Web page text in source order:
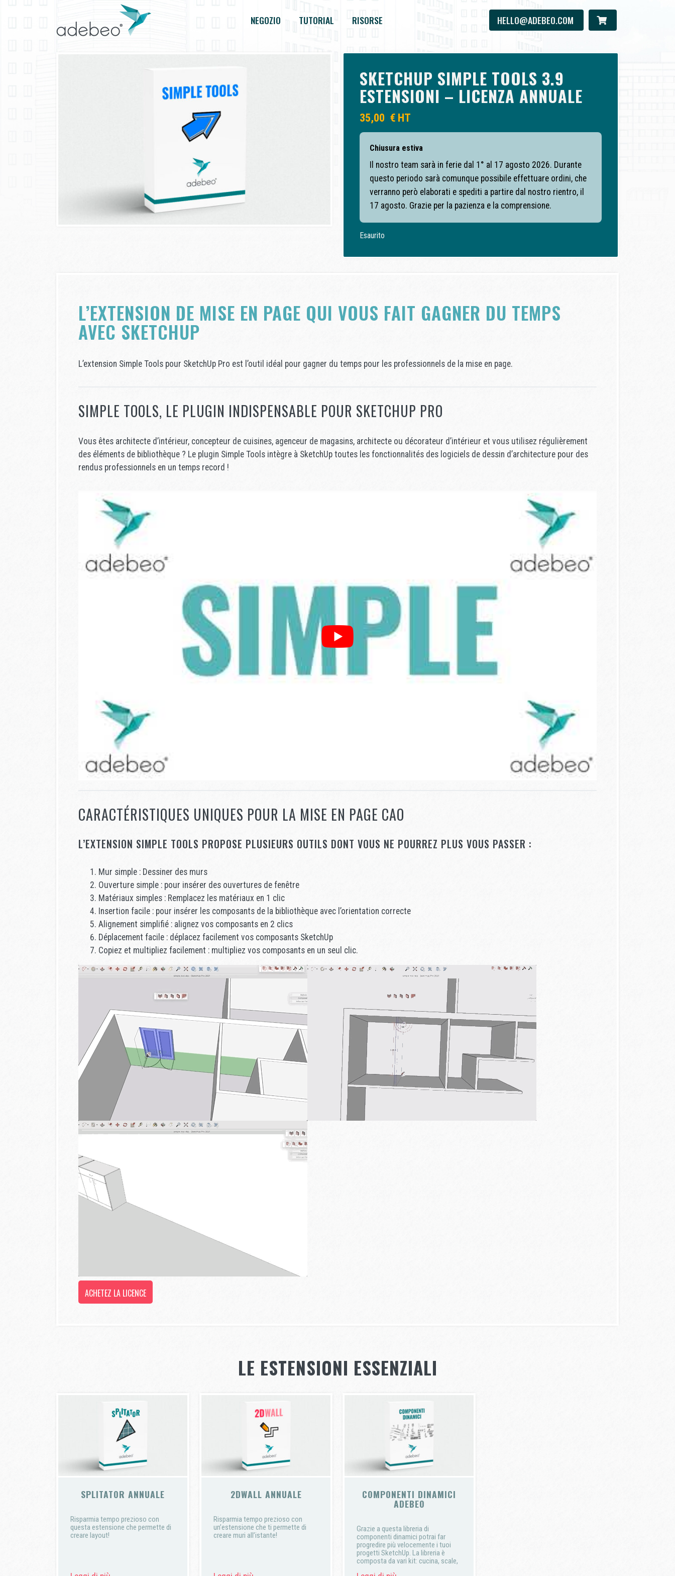
NEGOZIO TUTORIAL RISORSE HELLO@ADEBEO.COM
SKETCHUP SIMPLE TOOLS 3.9
ESTENSIONI – LICENZA ANNUALE
35,00 € HT
Chiusura estiva
Il nostro team sarà in ferie dal 1° al 17 agosto 2026. Durante
questo periodo sarà comunque possibile effettuare ordini, che
verranno però elaborati e spediti a partire dal nostro rientro, il
17 agosto. Grazie per la pazienza e la comprensione.
Esaurito
L’EXTENSION DE MISE EN PAGE QUI VOUS FAIT GAGNER DU TEMPS
AVEC SKETCHUP
L’extension Simple Tools pour SketchUp Pro est l’outil idéal pour gagner du temps pour les professionnels de la mise en page.
SIMPLE TOOLS, LE PLUGIN INDISPENSABLE POUR SKETCHUP PRO
Vous êtes architecte d’intérieur, concepteur de cuisines, agenceur de magasins, architecte ou décorateur d’intérieur et vous utilisez régulièrement
des éléments de bibliothèque ? Le plugin Simple Tools intègre à SketchUp toutes les fonctionnalités des logiciels de dessin d’architecture pour des
rendus professionnels en un temps record !
CARACTÉRISTIQUES UNIQUES POUR LA MISE EN PAGE CAO
L’EXTENSION SIMPLE TOOLS PROPOSE PLUSIEURS OUTILS DONT VOUS NE POURREZ PLUS VOUS PASSER :
Mur simple : Dessiner des murs
Ouverture simple : pour insérer des ouvertures de fenêtre
Matériaux simples : Remplacez les matériaux en 1 clic
Insertion facile : pour insérer les composants de la bibliothèque avec l’orientation correcte
Alignement simplifié : alignez vos composants en 2 clics
Déplacement facile : déplacez facilement vos composants SketchUp
Copiez et multipliez facilement : multipliez vos composants en un seul clic.
ACHETEZ LA LICENCE
LE ESTENSIONI ESSENZIALI
SPLITATOR ANNUALE
Risparmia tempo prezioso con
questa estensione che permette di
creare layout!
2DWALL ANNUALE
Risparmia tempo prezioso con
un’estensione che ti permette di
creare muri all’istante!
COMPONENTI DINAMICI
ADEBEO
Grazie a questa libreria di
componenti dinamici potrai far
progredire più velocemente i tuoi
progetti SketchUp. La libreria è
composta da vari kit: cucina, scale,